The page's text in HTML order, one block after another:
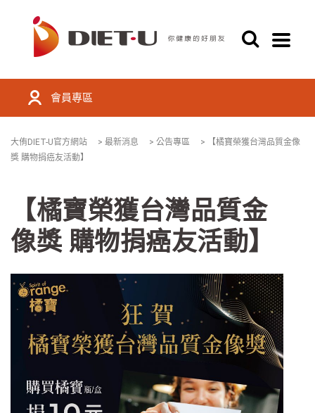
會員專區
大侑DIET-U官方網站 > 最新消息 > 公告專區 >
【橘寶榮獲台灣品質金像
獎 購物捐癌友活動】
【橘寶榮獲台灣品質金
像獎 購物捐癌友活動】